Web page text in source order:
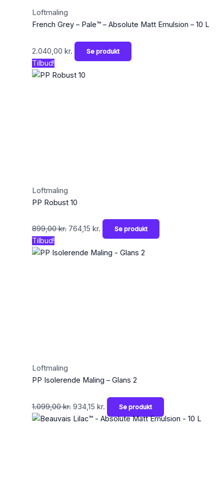
Loftmaling
French Grey – Pale™ – Absolute Matt Emulsion – 10 L
2.040,00 kr. Se produkt
Tilbud!
Loftmaling
PP Robust 10
899,00kr. 764,15 kr. Se produkt
Tilbud!
Loftmaling
PP Isolerende Maling – Glans 2
1.099,00kr. 934,15 kr. Se produkt